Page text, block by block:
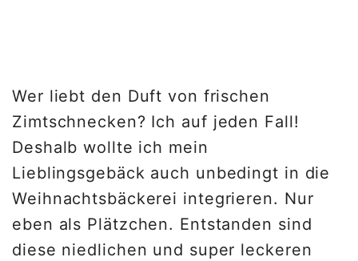
Wer liebt den Duft von frischen
Zimtschnecken? Ich auf jeden Fall!
Deshalb wollte ich mein
Lieblingsgebäck auch unbedingt in die
Weihnachtsbäckerei integrieren. Nur
eben als Plätzchen. Entstanden sind
diese niedlichen und super leckeren